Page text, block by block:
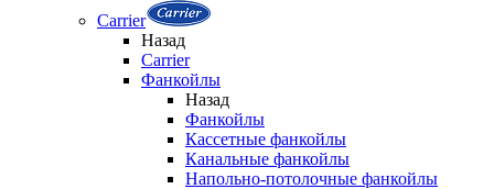
Carrier
Назад
Carrier
Фанкойлы
Назад
Фанкойлы
Кассетные фанкойлы
Канальные фанкойлы
Напольно-потолочные фанкойлы